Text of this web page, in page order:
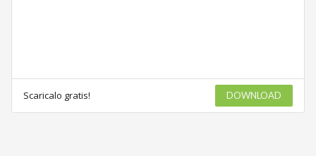
Scaricalo gratis! DOWNLOAD